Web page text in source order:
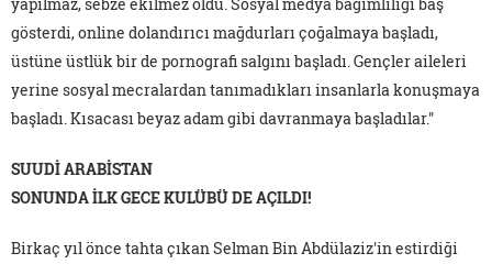
gösterdi, online dolandırıcı mağdurları çoğalmaya başladı,
üstüne üstlük bir de pornografi salgını başladı. Gençler aileleri
yerine sosyal mecralardan tanımadıkları insanlarla konuşmaya
başladı. Kısacası beyaz adam gibi davranmaya başladılar."
SUUDİ ARABİSTAN
SONUNDA İLK GECE KULÜBÜ DE AÇILDI!
Birkaç yıl önce tahta çıkan Selman Bin Abdülaziz'in estirdiği